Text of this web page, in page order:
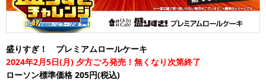
盛りすぎ！ プレミアムロールケーキ
2024年2月5日(月) 夕方ごろ発売！無くなり次第終了
ローソン標準価格 205円(税込)